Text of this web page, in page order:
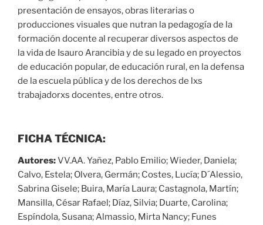
presentación de ensayos, obras literarias o
producciones visuales que nutran la pedagogía de la
formación docente al recuperar diversos aspectos de
la vida de Isauro Arancibia y de su legado en proyectos
de educación popular, de educación rural, en la defensa
de la escuela pública y de los derechos de lxs
trabajadorxs docentes, entre otros.
FICHA TÉCNICA:
Autores:VV.AA. Yañez, Pablo Emilio; Wieder, Daniela;
Calvo, Estela; Olvera, Germán; Costes, Lucía; D´Alessio,
Sabrina Gisele; Buira, María Laura; Castagnola, Martín;
Mansilla, César Rafael; Díaz, Silvia; Duarte, Carolina;
Espíndola, Susana; Almassio, Mirta Nancy; Funes